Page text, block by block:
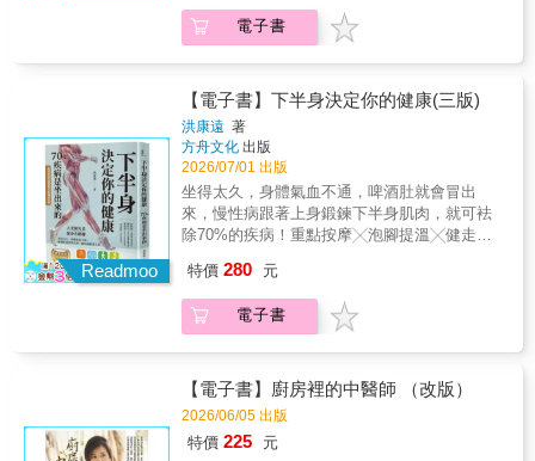
先喝湯，勝過良藥方。」改變進食順序，能促
進消化。 ◎ 肩頸老痠痛？試試小孩的遊戲──
眠、疲勞、三高與慢性病卻越來越普遍？ 兩千
多年前，《黃帝內經》就提出「治未病」，強
調調養身體的重要； 老祖宗也說：「人以食為
養，藥補不如食補。」、「治病在醫，養病在
己」 當現代人追逐各種保健食品時，古人早已
指出健康的根本之道。 作者張燦畢業於黑龍江
中醫藥大學， 擁有十餘年行醫經驗，長期從事
中醫保健與疾病調養。 本書是他融合《黃帝內
經》、《本草綱目》等中醫經典與現代醫學，
76則流傳千年、醫學驗證的健康法則，教你打
造強健、不易生病的體質。 ◎ 吃對了，病就
少：養生之道，莫先於食 ‧飯前先喝湯，勝過良
藥方。 一碗湯不只暖胃，還能潤喉、降低食
量。何時喝最好？飯前20分鐘。 研究顯示，喝
湯可抑制攝食中樞，有效降低人的食欲。 ‧《本
草綱目拾遺》記載白菜功效，民間則流傳：
電子書
Readmoo
【電子書】下半身決定你的健康(三版)
洪康遠 著
方舟文化 出版
2026/07/01 出版
坐得太久，身體氣血不通，啤酒肚就會冒出
來，慢性病跟著上身鍛鍊下半身肌肉，就可袪
除70%的疾病！重點按摩╳泡腳提溫╳健走排
效！人到了一定的年紀，臀部肌肉萎縮下垂，
大腿越來越消瘦，下半身越來越單薄；有些人
則是刻意節食，卻仍手腳浮腫，體態鬆散。尤
四肢經常冰冷畏寒、神經系統衰弱或是過度亢
奮，文明病紛紛上身，這些症狀多半被誤以為
大腦、內臟出了問題，過度服藥或錯誤治療的
情況很普遍。事實上，人體的健康密碼都在下
特價 280 元
電子書
【電子書】廚房裡的中醫師 （改版）
2026/06/05 出版
特價 225 元